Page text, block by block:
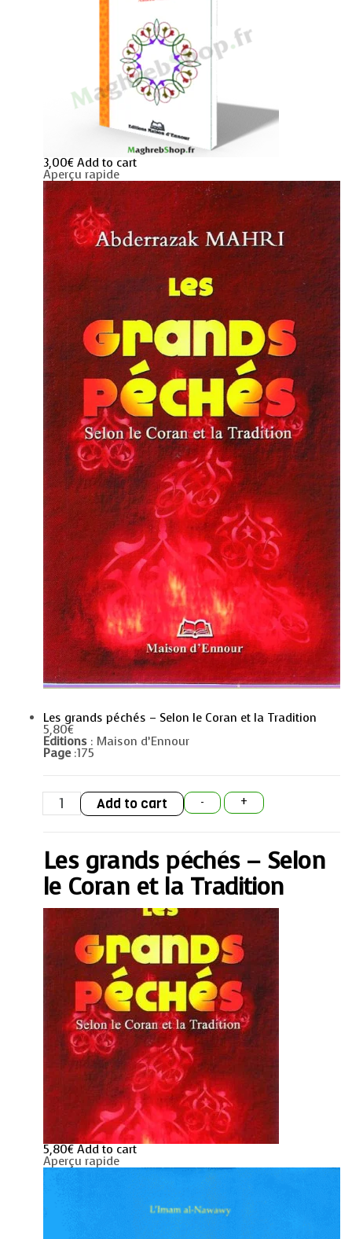
3,00€ Add to cart
Aperçu rapide
Les grands péchés – Selon le Coran et la Tradition
5,80€
Editions : Maison d’Ennour
Page:175
-
Les
grands
péchés
le
Coran
et
la
quantity
+
Add to cart
Les grands péchés – Selon
le Coran et la Tradition
5,80€ Add to cart
Aperçu rapide